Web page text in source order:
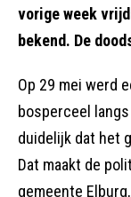
vorige week
bekend. De
Op 29 mei werd
bosperceel
duidelijk dat het
Dat maakt de
gemeente